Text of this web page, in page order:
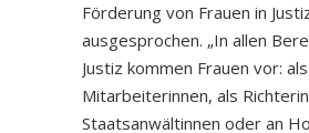
Förderung von Frauen in
ausgesprochen. „In allen
Justiz kommen Frauen vor: als
Mitarbeiterinnen, als
Staatsanwältinnen oder an